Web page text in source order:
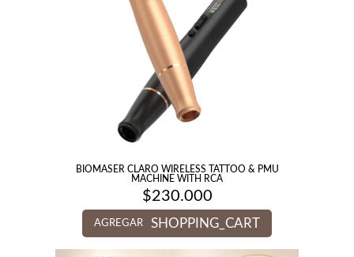
BIOMASER CLARO WIRELESS TATTOO & PMU
MACHINE WITH RCA
$230.000
AGREGAR SHOPPING_CART